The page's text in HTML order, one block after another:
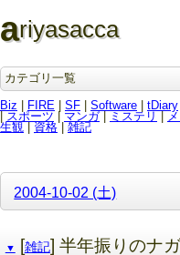
ariyasacca
カテゴリ一覧
Biz
FIRE SF Software tDiary
スポーツ | マンガ| ミステリ
生観
資格| 雑記
2004-10-02 (土)
▼ [雑記] 半年振りのナ